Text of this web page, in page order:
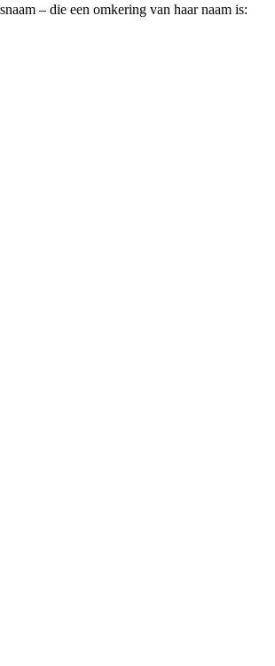
– die een omkering van haar naam is: